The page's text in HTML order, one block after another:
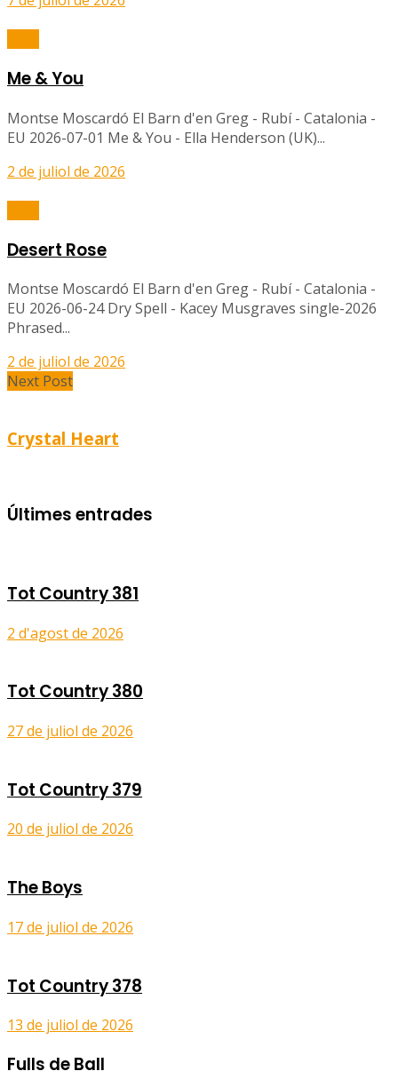
Me & You
Montse Moscardó El Barn d'en Greg - Rubí - Catalonia -
EU 2026-07-01 Me & You - Ella Henderson (UK)...
2 de juliol de 2026
Desert Rose
Montse Moscardó El Barn d'en Greg - Rubí - Catalonia -
EU 2026-06-24 Dry Spell - Kacey Musgraves single-2026
Phrased...
2 de juliol de 2026
Next Post
Crystal Heart
Últimes entrades
Tot Country 381
2 d'agost de 2026
Tot Country 380
27 de juliol de 2026
Tot Country 379
20 de juliol de 2026
The Boys
17 de juliol de 2026
Tot Country 378
13 de juliol de 2026
Fulls de Ball